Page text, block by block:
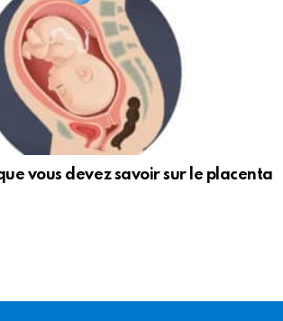
vous devez savoir sur le placenta